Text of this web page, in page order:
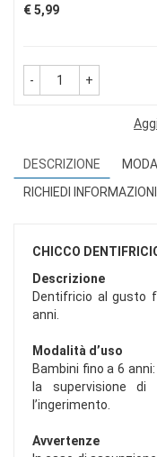
Prezzo
€ 5,99
- +
DESCRIZIONE
RICHIEDI INFORMAZIONI
CHICCO
Descrizione
Dentifricio al gusto
anni.
Modalità d’uso
Bambini fino a 6
la supervisione
l’ingerimento.
Avvertenze